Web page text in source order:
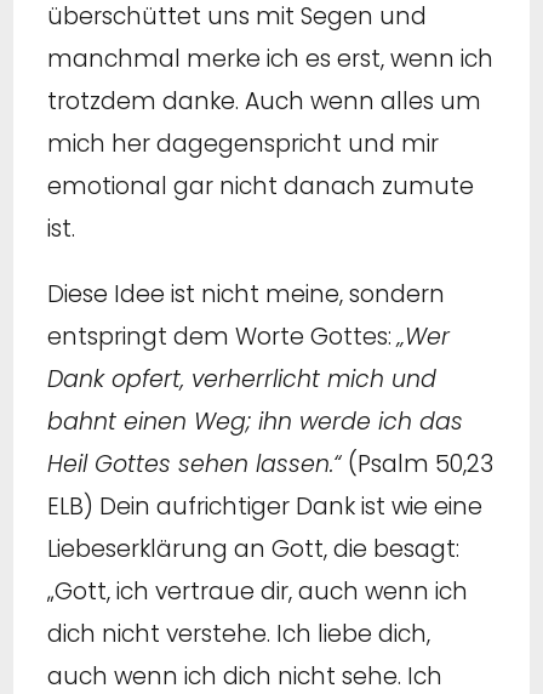
überschüttet uns mit Segen und
manchmal merke ich es erst, wenn ich
trotzdem danke. Auch wenn alles um
mich her dagegenspricht und mir
emotional gar nicht danach zumute
ist.
Diese Idee ist nicht meine, sondern
entspringt dem Worte Gottes:„Wer
Dank opfert, verherrlicht mich und
bahnt einen Weg; ihn werde ich das
Heil Gottes sehen lassen.“ (Psalm 50,23
ELB) Dein aufrichtiger Dank ist wie eine
Liebeserklärung an Gott, die besagt:
„Gott, ich vertraue dir, auch wenn ich
dich nicht verstehe. Ich liebe dich,
auch wenn ich dich nicht sehe. Ich